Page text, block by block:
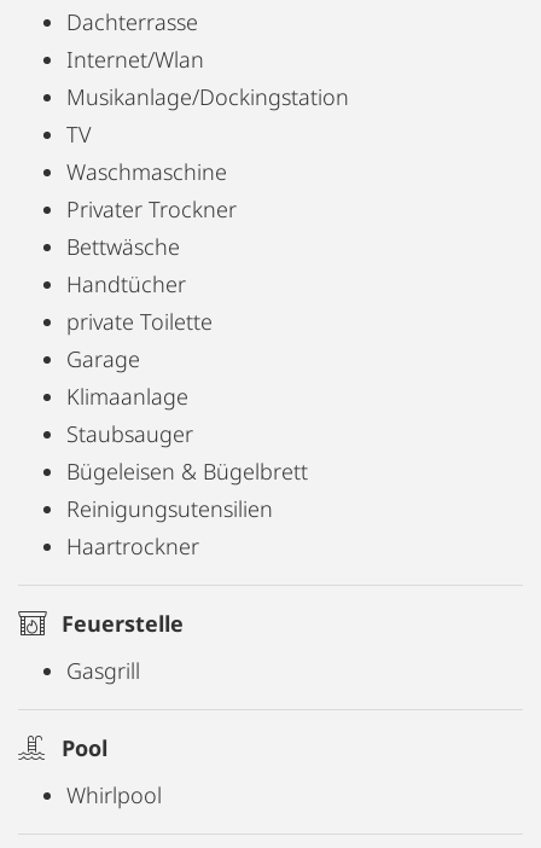
Dachterrasse
Internet/Wlan
Musikanlage/Dockingstation
TV
Waschmaschine
Privater Trockner
Bettwäsche
Handtücher
private Toilette
Garage
Klimaanlage
Staubsauger
Bügeleisen & Bügelbrett
Reinigungsutensilien
Haartrockner
Feuerstelle
Gasgrill
Pool
Whirlpool